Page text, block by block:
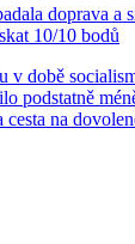
doprava a
10/10 bodů
v době
podstatně
na